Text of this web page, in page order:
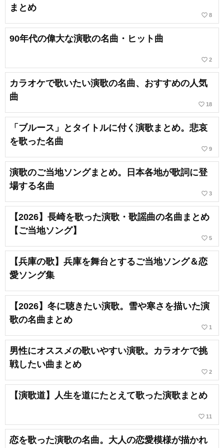
まとめ
favorite_border 8
90年代の偉大な演歌の名曲・ヒット曲
favorite_border 2
カラオケで歌いたい演歌の名曲、おすすめの人気
曲
favorite_border 18
「ブルース」とタイトルに付く演歌まとめ。悲哀
を歌った名曲
favorite_border 9
演歌のご当地ソングまとめ。日本各地が歌詞に登
場する名曲
favorite_border 3
【2026】長崎を歌った演歌・歌謡曲の名曲まとめ
【ご当地ソング】
favorite_border 5
【兵庫の歌】兵庫を舞台とするご当地ソング＆恋
愛ソング集
【2026】冬に聴きたい演歌。雪や寒さを描いた演
歌の名曲まとめ
favorite_border 1
男性にオススメの歌いやすい演歌。カラオケで挑
戦したい曲まとめ
favorite_border 2
【演歌道】人生を道にたとえて歌った演歌まとめ
favorite_border 11
恋を歌った演歌の名曲。大人の恋愛模様が描かれ